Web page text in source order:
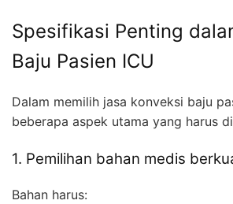
Spesifikasi Penting
Baju Pasien ICU
Dalam memilih jasa konveksi baju
beberapa aspek utama yang harus
1. Pemilihan bahan medis
Bahan harus: